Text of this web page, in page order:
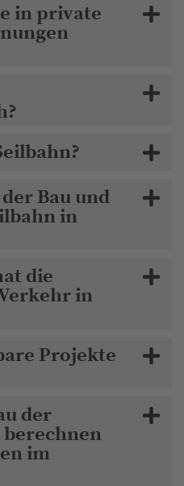
in private
Bau und
in
die
in
Projekte
der
berechnen
im